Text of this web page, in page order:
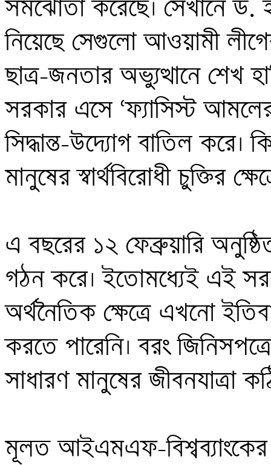
সমঝোতা করেছে। সেখানে ড.
নিয়েছে সেগুলো আওয়ামী
ছাত্র-জনতার অভ্যুত্থানে শেখ
সরকার এসে ‘ফ্যাসিস্ট
সিদ্ধান্ত-উদ্যোগ বাতিল
মানুষের স্বার্থবিরোধী চুক্তির
এ বছরের ১২ ফেব্রুয়ারি
গঠন করে। ইতোমধ্যেই এই
অর্থনৈতিক ক্ষেত্রে এখনো
করতে পারেনি। বরং
সাধারণ মানুষের জীবনযাত্রা
মূলত আইএমএফ-বিশ্বব্যাংকের